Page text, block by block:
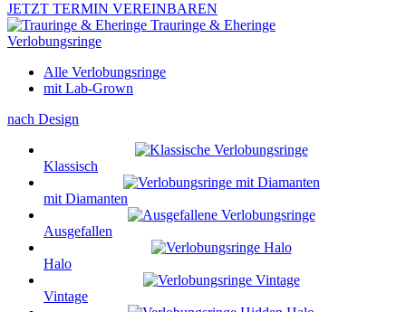
JETZT TERMIN VEREINBAREN
Trauringe & Eheringe
Verlobungsringe
Alle Verlobungsringe
mit Lab-Grown
nach Design
Klassisch
mit Diamanten
Ausgefallen
Halo
Vintage